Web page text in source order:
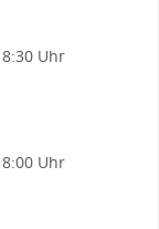
Uhr
Uhr